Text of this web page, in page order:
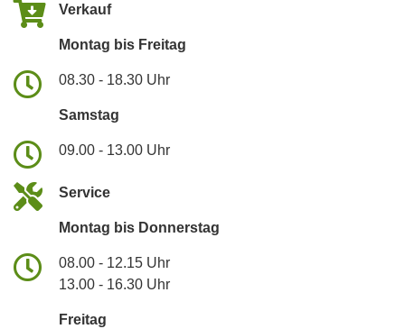
Verkauf
Montag bis Freitag
08.30 - 18.30 Uhr
Samstag
09.00 - 13.00 Uhr
Service
Montag bis Donnerstag
08.00 - 12.15 Uhr
13.00 - 16.30 Uhr
Freitag